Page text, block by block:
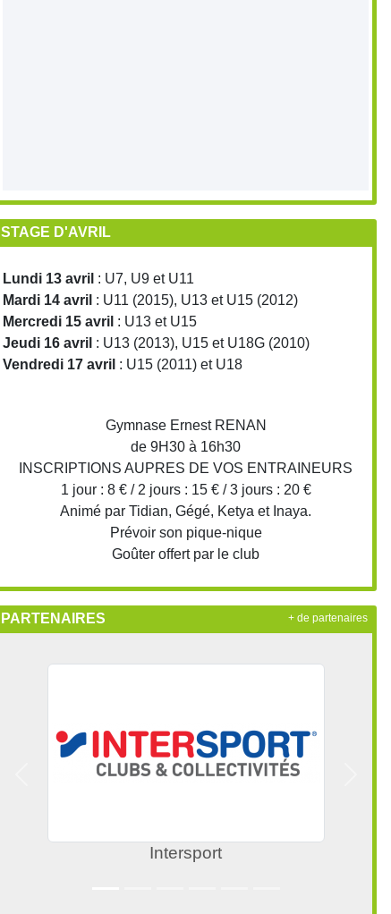
STAGE D'AVRIL
Lundi 13 avril : U7, U9 et U11
Mardi 14 avril : U11 (2015), U13 et U15 (2012)
Mercredi 15 avril : U13 et U15
Jeudi 16 avril : U13 (2013), U15 et U18G (2010)
Vendredi 17 avril : U15 (2011) et U18
Gymnase Ernest RENAN
de 9H30 à 16h30
INSCRIPTIONS AUPRES DE VOS ENTRAINEURS
1 jour : 8 € / 2 jours : 15 € / 3 jours : 20 €
Animé par Tidian, Gégé, Ketya et Inaya.
Prévoir son pique-nique
Goûter offert par le club
PARTENAIRES
Intersport
+ de partenaires